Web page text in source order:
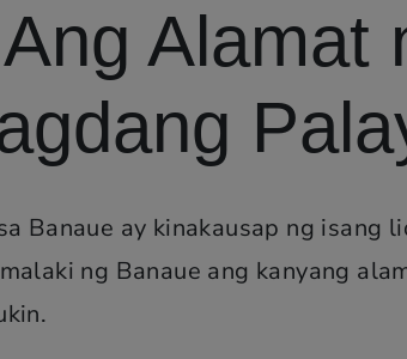
Ang Alamat
Banaue ay kinakausap ng isang
ng Banaue ang kanyang